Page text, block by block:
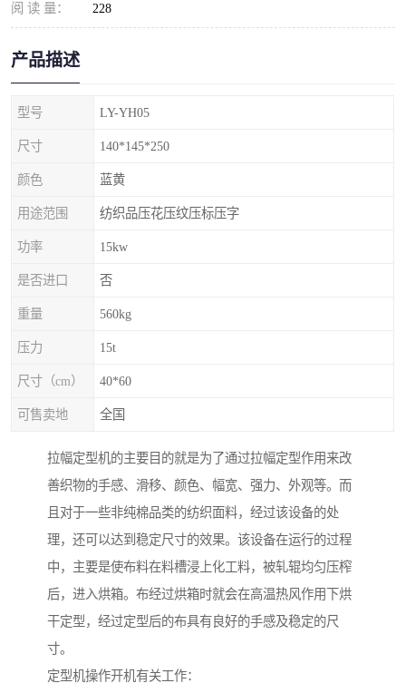
阅 读 量： 228
产品描述
型号 LY-YH05
尺寸 140*145*250
颜色 蓝黄
用途范围 纺织品压花压纹压标压字
功率 15kw
是否进口 否
重量 560kg
压力 15t
尺寸（cm） 40*60
可售卖地 全国
拉幅定型机的主要目的就是为了通过拉幅定型作用来改
善织物的手感、滑移、颜色、幅宽、强力、外观等。而
且对于一些非纯棉品类的纺织面料，经过该设备的处
理，还可以达到稳定尺寸的效果。该设备在运行的过程
中，主要是使布料在料槽浸上化工料，被轧辊均匀压榨
后，进入烘箱。布经过烘箱时就会在高温热风作用下烘
干定型，经过定型后的布具有良好的手感及稳定的尺
寸。
定型机操作开机有关工作：